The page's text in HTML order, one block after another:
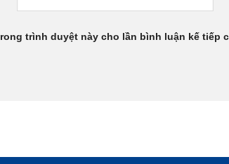
trình duyệt này cho lần bình luận kế tiếp